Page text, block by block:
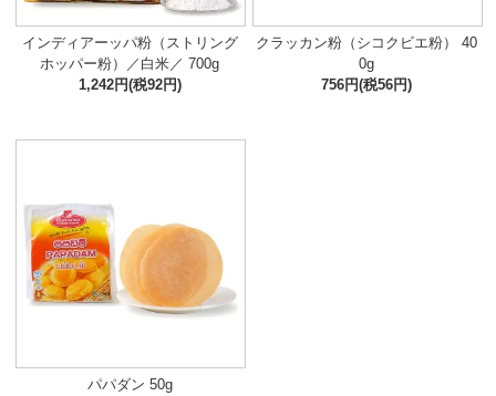
インディアーッパ粉（ストリング
ホッパー粉）／白米／ 700g
1,242円(税92円)
クラッカン粉（シコクビエ粉） 40
0g
756円(税56円)
パパダン 50g